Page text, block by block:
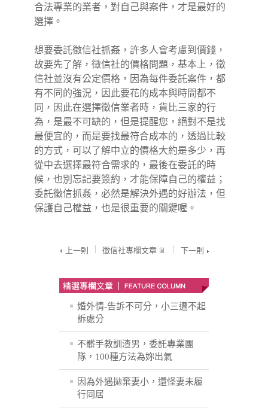
合法專業的業者，對自己與案件，才是最好的
選擇。
想要委託徵信社抓姦，許多人會考慮到價錢，
故要先了解，徵信社的價格問題，基本上，徵
信社並沒有公定價格，因為每件委託案件，都
有不同的強況，因此要花的成本與時間都不
同，因此在選擇徵信業者時，貨比三家的行
為，是最不可缺的，但是提醒您，絕對不是找
最便宜的，而是要找最符合成本的，透過比較
的方式，可以了解中立的價格大約是多少，再
從中去選擇最符合需求的，最後在委託的時
候，也別忘記要簽約，才能保障自己的權益；
委託徵信抓姦，必然是解決外遇的好辦法，但
保護自己權益，也是很重要的關鍵喔。
上一則 徵信社專欄文章 下一則
婚外情-告訴不可分，小三遭不起
訴處分
不髒手教訓渣男，委託專業團
隊，100種方法為妳出氣
因為外遇拋棄妻小，還怪妻未履
行同居